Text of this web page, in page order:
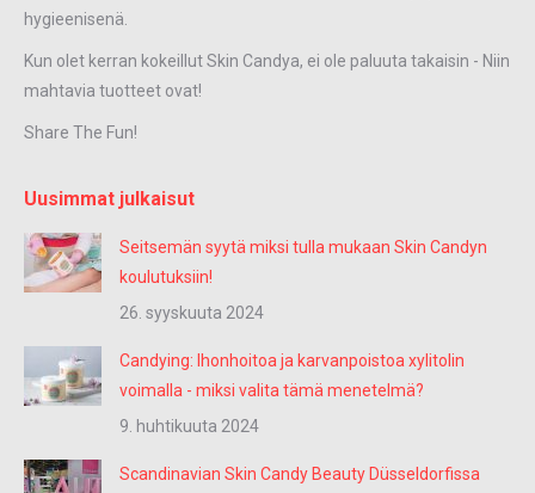
hygieenisenä.
Kun olet kerran kokeillut Skin Candya, ei ole paluuta takaisin - Niin
mahtavia tuotteet ovat!
Share The Fun!
Uusimmat julkaisut
Seitsemän syytä miksi tulla mukaan Skin Candyn
koulutuksiin!
26. syyskuuta 2024
Candying: Ihonhoitoa ja karvanpoistoa xylitolin
voimalla - miksi valita tämä menetelmä?
9. huhtikuuta 2024
Scandinavian Skin Candy Beauty Düsseldorfissa